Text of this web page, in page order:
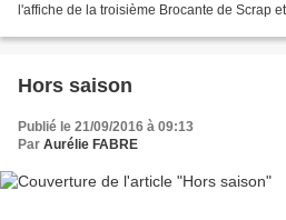
l'affiche de la troisième Brocante de Scrap
Hors saison
Publié le 21/09/2016 à 09:13
Par Aurélie FABRE